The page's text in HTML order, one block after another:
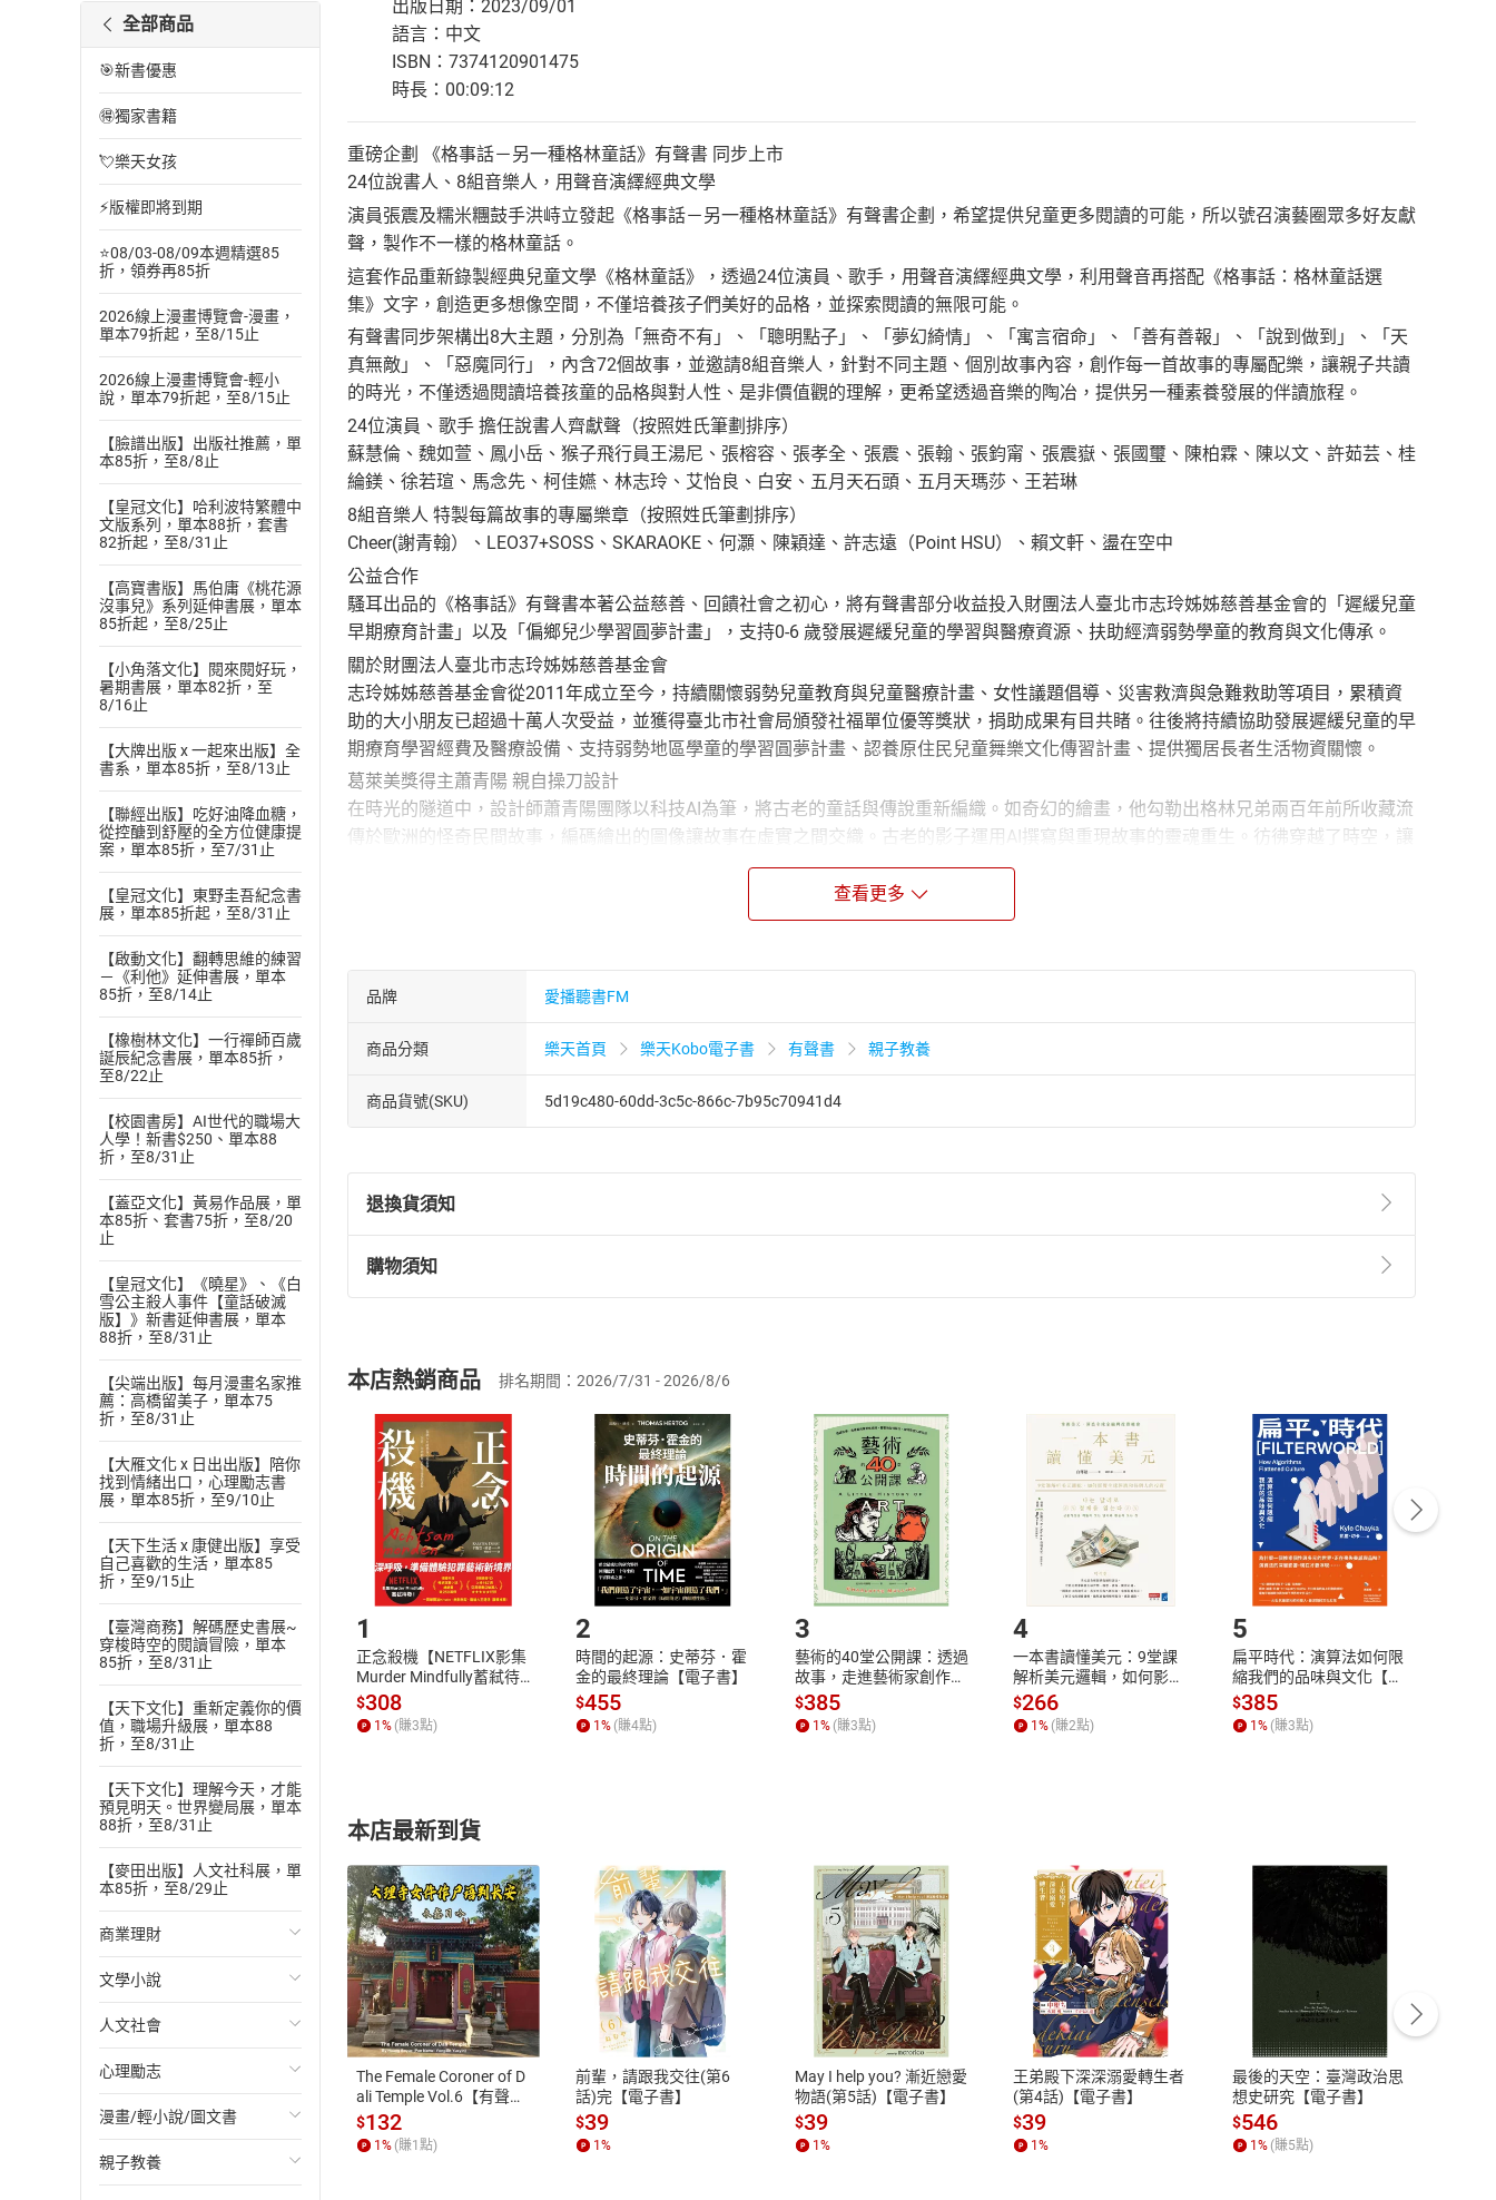
全部商品
🎯新書優惠
🉐獨家書籍
💘樂天女孩
⚡版權即將到期
⭐08/03-08/09本週精選85
折，領券再85折
2026線上漫畫博覽會-漫畫，
單本79折起，至8/15止
2026線上漫畫博覽會-輕小
說，單本79折起，至8/15止
【臉譜出版】出版社推薦，單
本85折，至8/8止
【皇冠文化】哈利波特繁體中
文版系列，單本88折，套書
82折起，至8/31止
【高寶書版】馬伯庸《桃花源
沒事兒》系列延伸書展，單本
85折起，至8/25止
【小角落文化】閱來閱好玩，
暑期書展，單本82折，至
8/16止
【大牌出版 x 一起來出版】全
書系，單本85折，至8/13止
【聯經出版】吃好油降血糖，
從控醣到舒壓的全方位健康提
案，單本85折，至7/31止
【皇冠文化】東野圭吾紀念書
展，單本85折起，至8/31止
【啟動文化】翻轉思維的練習
－《利他》延伸書展，單本
85折，至8/14止
【橡樹林文化】一行禪師百歲
誕辰紀念書展，單本85折，
至8/22止
【校園書房】AI世代的職場大
人學！新書$250、單本88
折，至8/31止
【蓋亞文化】黃易作品展，單
本85折、套書75折，至8/20
止
【皇冠文化】《曉星》、《白
雪公主殺人事件【童話破滅
版】》新書延伸書展，單本
88折，至8/31止
【尖端出版】每月漫畫名家推
薦：高橋留美子，單本75
折，至8/31止
【大雁文化 x 日出出版】陪你
找到情緒出口，心理勵志書
展，單本85折，至9/10止
【天下生活 x 康健出版】享受
自己喜歡的生活，單本85
折，至9/15止
【臺灣商務】解碼歷史書展~
穿梭時空的閱讀冒險，單本
85折，至8/31止
【天下文化】重新定義你的價
值，職場升級展，單本88
折，至8/31止
【天下文化】理解今天，才能
預見明天。世界變局展，單本
88折，至8/31止
【麥田出版】人文社科展，單
本85折，至8/29止
商業理財
投資理財
經濟/趨勢
財務/金融
管理/領導
職場工作術
文學小說
歐美文學
日本文學
韓國文學
華文文學
人文社會
國際關係
政治
社會科學
心理勵志
心靈成長/情緒
人際關係
漫畫/輕小說/圖文書
輕小說
親子教養
出版日期：2023/09/01
語言：中文
ISBN：7374120901475
時長：00:09:12
重磅企劃 《格事話－另一種格林童話》有聲書 同步上市
24位說書人、8組音樂人，用聲音演繹經典文學
演員張震及糯米糰鼓手洪峙立發起《格事話－另一種格林童話》有聲書企劃，希望提供兒童更多閱讀的可能，所以號召演藝圈眾多好友獻
聲，製作不一樣的格林童話。
這套作品重新錄製經典兒童文學《格林童話》，透過24位演員、歌手，用聲音演繹經典文學，利用聲音再搭配《格事話：格林童話選
集》文字，創造更多想像空間，不僅培養孩子們美好的品格，並探索閱讀的無限可能。
有聲書同步架構出8大主題，分別為「無奇不有」、「聰明點子」、「夢幻綺情」、「寓言宿命」、「善有善報」、「說到做到」、「天
真無敵」、「惡魔同行」，內含72個故事，並邀請8組音樂人，針對不同主題、個別故事內容，創作每一首故事的專屬配樂，讓親子共讀
的時光，不僅透過閱讀培養孩童的品格與對人性、是非價值觀的理解，更希望透過音樂的陶冶，提供另一種素養發展的伴讀旅程。
24位演員、歌手 擔任說書人齊獻聲（按照姓氏筆劃排序）
蘇慧倫、魏如萱、鳳小岳、猴子飛行員王湯尼、張榕容、張孝全、張震、張翰、張鈞甯、張震嶽、張國璽、陳柏霖、陳以文、許茹芸、桂
綸鎂、徐若瑄、馬念先、柯佳嬿、林志玲、艾怡良、白安、五月天石頭、五月天瑪莎、王若琳
8組音樂人 特製每篇故事的專屬樂章（按照姓氏筆劃排序）
Cheer(謝青翰）、LEO37+SOSS、SKARAOKE、何灝、陳穎達、許志遠（Point HSU）、賴文軒、盪在空中
公益合作
騷耳出品的《格事話》有聲書本著公益慈善、回饋社會之初心，將有聲書部分收益投入財團法人臺北市志玲姊姊慈善基金會的「遲緩兒童
早期療育計畫」以及「偏鄉兒少學習圓夢計畫」，支持0-6 歲發展遲緩兒童的學習與醫療資源、扶助經濟弱勢學童的教育與文化傳承。
關於財團法人臺北市志玲姊姊慈善基金會
志玲姊姊慈善基金會從2011年成立至今，持續關懷弱勢兒童教育與兒童醫療計畫、女性議題倡導、災害救濟與急難救助等項目，累積資
助的大小朋友已超過十萬人次受益，並獲得臺北市社會局頒發社福單位優等獎狀，捐助成果有目共睹。往後將持續協助發展遲緩兒童的早
期療育學習經費及醫療設備、支持弱勢地區學童的學習圓夢計畫、認養原住民兒童舞樂文化傳習計畫、提供獨居長者生活物資關懷。
葛萊美獎得主蕭青陽 親自操刀設計
在時光的隧道中，設計師蕭青陽團隊以科技AI為筆，將古老的童話與傳說重新編織。如奇幻的繪畫，他勾勒出格林兄弟兩百年前所收藏流
傳於歐洲的怪奇民間故事，編碼繪出的圖像讓故事在虛實之間交織。古老的影子運用AI撰寫與重現故事的靈魂重生。彷彿穿越了時空，讓
我們在現代科技的迷霧中重新發現了逝去的童年夢境。
《Beginningless Beginning》獲得美國第65屆葛萊美獎「最佳唱片包裝設計獎」。
章節：
老實的費南度和陰險的費南度：石頭
查看更多
品牌 愛播聽書FM
商品分類 樂天首頁 樂天Kobo電子書 有聲書 親子教養
商品貨號(SKU) 5d19c480-60dd-3c5c-866c-7b95c70941d4
退換貨須知
退換貨規定：
(一)依消費者保護法第19條第1項後段暨通訊交易解除權合理例外情事適用準則第2條第5款之規定，「非以有形媒介提供之數位
(二)消費者訂購本店鋪之商品即代表知悉本店鋪所銷售之商品為電子書，屬非以有形媒介提供之數位內容，消費者同意若訂購後
且已下載/存取電子書，不得請求退貨退款。
退貨方式：您欲取消訂單或辦理退貨時，請登入樂天市場，並於「我的訂單」中點選「瀏覽訂單明細」
「申請取消訂單/退
貨」，本店鋪將依您的申請進行審核，待審核通過後將為您辦理退款事宜。
請注意，樂天市場須以整筆訂單為單位進行取消/退貨，恕無法以單支商品取消/退貨。
購物須知
挑選商品
Choose
放入購物車
Shopping cart
登入帳號
Login
付款方式
Payment
完成訂單
Complete
購書後，如何開始使用？
Step1.選擇閱讀載具 Step2.登入帳號，下載書籍後看書
付款方式
ATM轉帳、信用卡、LINE PAY、AFTEE
退換貨規範
本店是否提供消費者保護法七日猶豫期
之權利，遽消費者保護法及通訊交易解
除權合理例外情事適用準則，依商品性
質各有不同規定。詳細退換貨說明請參
照各商品說明。
客服資訊
服務時間：週一到週五 10:00-12:00、
13:00-17:00 (國定假日及例假日休息)
客服電話：0080-1857077
本店熱銷商品 排名期間：2026/7/31 - 2026/8/6
1
正念殺機【NETFLIX影集
Murder Mindfully蓄弒待
發】【電子書】
$308
1 % (賺3點)
2
時間的起源：史蒂芬．霍
金的最終理論【電子書】
$455
1 % (賺4點)
3
藝術的40堂公開課：透過
故事，走進藝術家創作現
場，看藝術如何誕生、如
何形塑人類生活【電子
書】
$385
1 % (賺3點)
4
一本書讀懂美元：9堂課
解析美元邏輯，如何影響
全球經濟和每個人的投資
【電子書】
$266
1% (賺2點)
5
扁平時代：演算法如何限
縮我們的品味與文化【電
子書】
$385
1% (賺3點)
本店最新到貨
The Female Coroner of D
ali Temple Vol.6【有聲
書】
$132
1 % (賺1 點)
前輩，請跟我交往(第6
話)完【電子書】
$39
1 %
May I help you? 漸近戀愛
物語(第5話)【電子書】
$39
1 %
王弟殿下深深溺愛轉生者
(第4話)【電子書】
$39
1%
最後的天空：臺灣政治思
想史研究【電子書】
$546
1% (賺5點)